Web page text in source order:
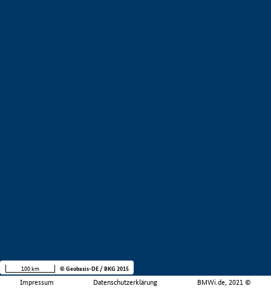
Impressum Datenschutzerklärung BMWi.de, 2021 ©
100 km © Geobasis-DE / BKG 2015